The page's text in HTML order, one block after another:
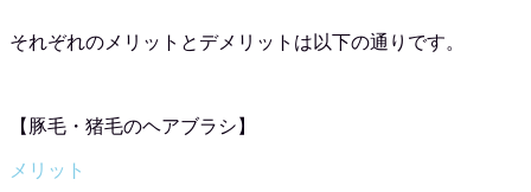
それぞれのメリットとデメリットは以下の通りです。
【豚毛・猪毛のヘアブラシ】